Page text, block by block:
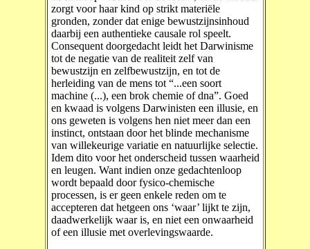
zorgt voor haar kind op strikt materiële
gronden, zonder dat enige bewustzijnsinhoud
daarbij een authentieke causale rol speelt.
Consequent doorgedacht leidt het Darwinisme
tot de negatie van de realiteit zelf van
bewustzijn en zelfbewustzijn, en tot de
herleiding van de mens tot “...een soort
machine (...), een brok chemie of dna”. Goed
en kwaad is volgens Darwinisten een illusie, en
ons geweten is volgens hen niet meer dan een
instinct, ontstaan door het blinde mechanisme
van willekeurige variatie en natuurlijke selectie.
Idem dito voor het onderscheid tussen waarheid
en leugen. Want indien onze gedachtenloop
wordt bepaald door fysico-chemische
processen, is er geen enkele reden om te
accepteren dat hetgeen ons ‘waar’ lijkt te zijn,
daadwerkelijk waar is, en niet een onwaarheid
of een illusie met overlevingswaarde.